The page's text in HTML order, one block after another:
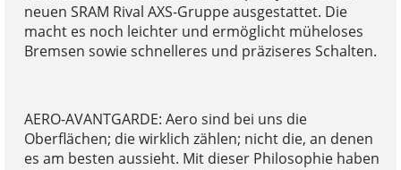
neuen SRAM Rival AXS-Gruppe ausgestattet. Die
macht es noch leichter und ermöglicht müheloses
Bremsen sowie schnelleres und präziseres Schalten.
AERO-AVANTGARDE: Aero sind bei uns die
Oberflächen; die wirklich zählen; nicht die, an denen
es am besten aussieht. Mit dieser Philosophie haben